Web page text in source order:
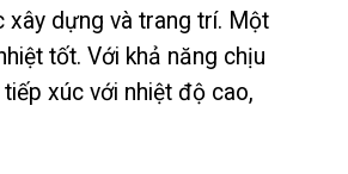
xây dựng và trang trí. Một
tốt. Với khả năng chịu
xúc với nhiệt độ cao,